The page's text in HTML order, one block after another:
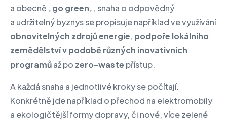
a obecně „go green„, snaha o odpovědný
a udržitelný byznys se propisuje například ve využívání
obnovitelných zdrojů energie, podpoře lokálního
zemědělství v podobě různých inovativních
programůaž po zero-waste přístup.
A každá snaha a jednotlivé kroky se počítají.
Konkrétně jde například o přechod na elektromobily
a ekologičtější formy dopravy, či nové, více zelené